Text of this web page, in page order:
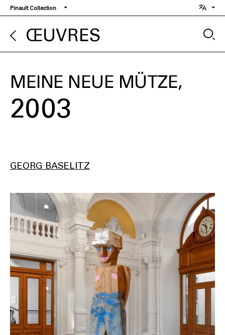
Aller
au
contenu
principal
Pinault Collection
ŒUVRES
MEINE NEUE MÜTZE
2003
GEORG BASELITZ